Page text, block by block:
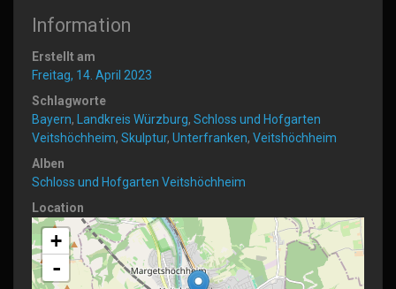
Information
Erstellt am
Freitag, 14. April 2023
Schlagworte
Bayern, Landkreis Würzburg, Schloss und Hofgarten
Veitshöchheim, Skulptur, Unterfranken, Veitshöchheim
Alben
Schloss und Hofgarten Veitshöchheim
Location
+
-